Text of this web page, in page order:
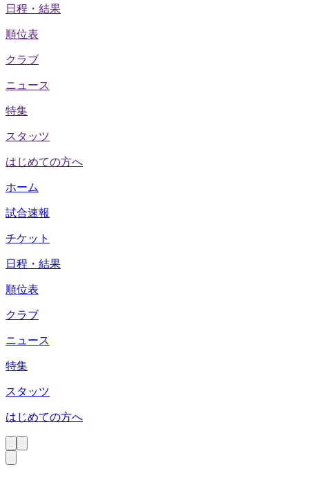
日程・結果
順位表
クラブ
ニュース
特集
スタッツ
はじめての方へ
ホーム
試合速報
チケット
日程・結果
順位表
クラブ
ニュース
特集
スタッツ
はじめての方へ